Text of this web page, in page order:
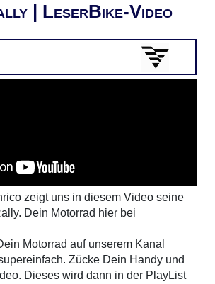
| LeserBike-Video
zeigt uns in diesem Video seine
Dein Motorrad hier bei
Motorrad auf unserem Kanal
Zücke Dein Handy und
Dieses wird dann in der PlayList